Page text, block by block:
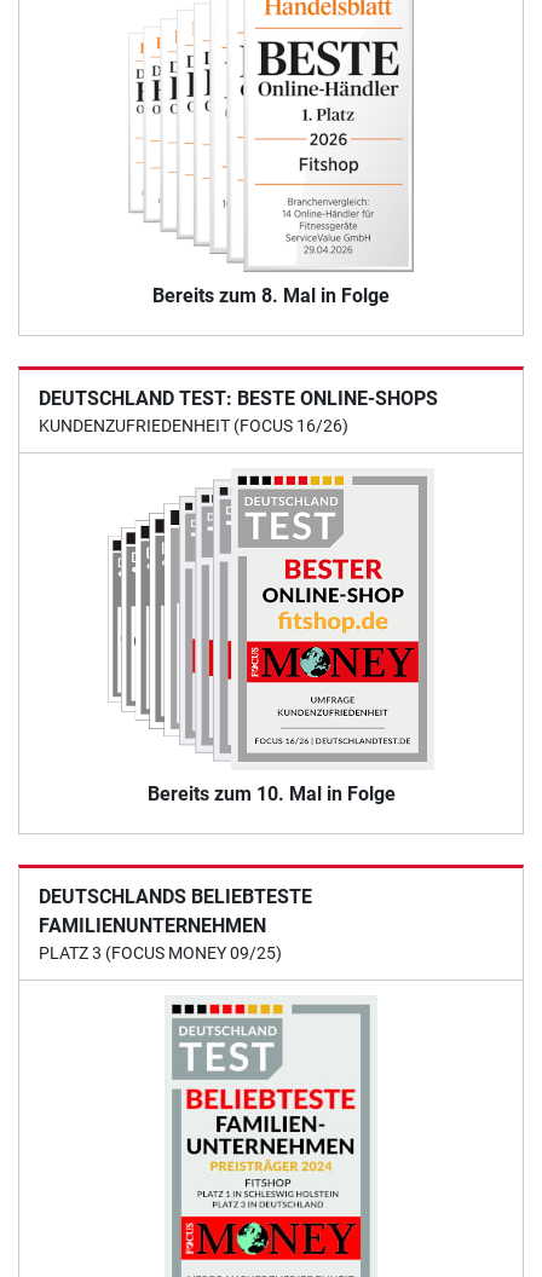
Bereits zum 8. Mal in Folge
DEUTSCHLAND TEST: BESTE ONLINE-SHOPS
KUNDENZUFRIEDENHEIT (FOCUS 16/26)
Bereits zum 10. Mal in Folge
DEUTSCHLANDS BELIEBTESTE
FAMILIENUNTERNEHMEN
PLATZ 3 (FOCUS MONEY 09/25)